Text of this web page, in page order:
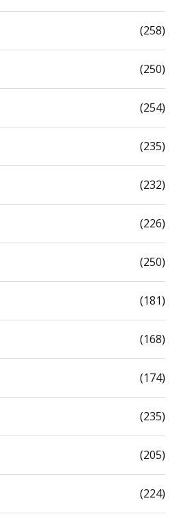
(258)
(250)
(254)
(235)
(232)
(226)
(250)
(181)
(168)
(174)
(235)
(205)
(224)